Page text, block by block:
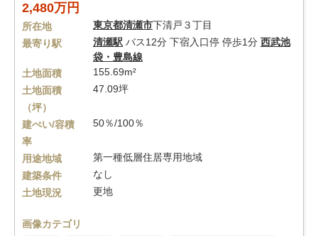
2,480万円
所在地 東京都清瀬市下清戸３丁目
最寄り駅
清瀬駅 バス12分 下宿入口停 停歩1分 西武池
袋・豊島線
土地面積
155.69m²
土地面積
（坪）
47.09坪
建ぺい/容積
率
50％/100％
用途地域
第一種低層住居専用地域
建築条件
なし
土地現況
更地
画像カテゴリ